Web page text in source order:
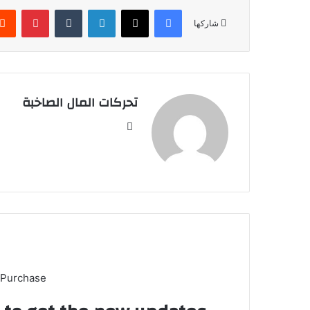
شاركها
فيسبوك ‫X لينكدإن
تحركات المال الصاخبة